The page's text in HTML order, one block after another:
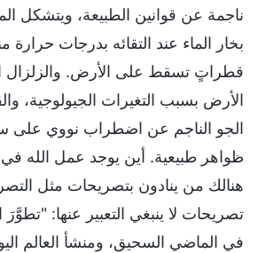
ناجمة عن قوانين الطبيعة، ويتشكل
بخار الماء عند التقائه بدرجات
قطراتٍ تسقط على الأرض. والزلزال
الأرض بسبب التغيرات الجيولوجية،
الجو الناجم عن اضطراب نووي
ظواهر طبيعية. أين يوجد عمل الله
هنالك من ينادون بتصريحات مثل
تصريحات لا ينبغي التعبير عنها:
في الماضي السحيق، ومنشأ العالم